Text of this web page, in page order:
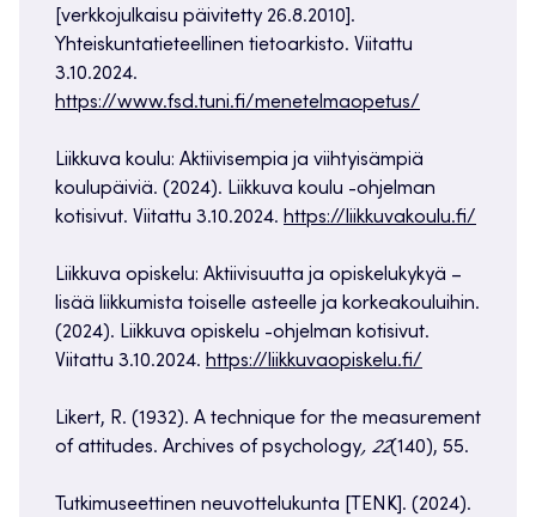
[verkkojulkaisu päivitetty 26.8.2010].
Yhteiskuntatieteellinen tietoarkisto. Viitattu
3.10.2024.
https://www.fsd.tuni.fi/menetelmaopetus/
Liikkuva koulu: Aktiivisempia ja viihtyisämpiä
koulupäiviä. (2024). Liikkuva koulu -ohjelman
kotisivut. Viitattu 3.10.2024. https://liikkuvakoulu.fi/
Liikkuva opiskelu: Aktiivisuutta ja opiskelukykyä –
lisää liikkumista toiselle asteelle ja korkeakouluihin.
(2024). Liikkuva opiskelu -ohjelman kotisivut.
Viitattu 3.10.2024. https://liikkuvaopiskelu.fi/
Likert, R. (1932). A technique for the measurement
of attitudes. Archives of psychology, 22(140), 55.
Tutkimuseettinen neuvottelukunta [TENK]. (2024).